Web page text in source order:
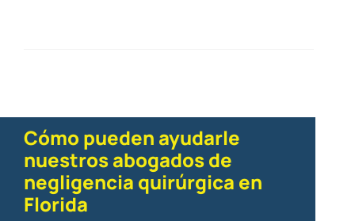
Cómo pueden ayudarle
nuestros abogados de
negligencia quirúrgica en
Florida